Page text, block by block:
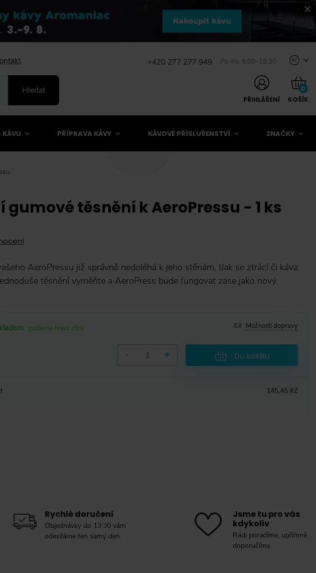
Hledat
+420 277 277 949 Po–Pá: 8:00–16:30 Kč
PŘIHLÁŠENÍ
0
KOŠÍK
KÁVU PŘÍPRAVA KÁVY KÁVOVÉ PŘÍSLUŠENSTVÍ ZNAČKY
gumové těsnění k AeroPressu - 1 ks
AeroPressu již správně nedoléhá k jeho stěnám, tlak se ztrácí či káva
těsnění vyměňte a AeroPress bude fungovat zase jako nový.
pošleme hned zítra Možnosti dopravy
+ Do košíku
145,45 Kč
Rychlé doručení
Objednávky do 13:30 vám
odesíláme ten samý den.
Jsme tu pro vás
kdykoliv
Rádi poradíme, upřímně
doporučíme.